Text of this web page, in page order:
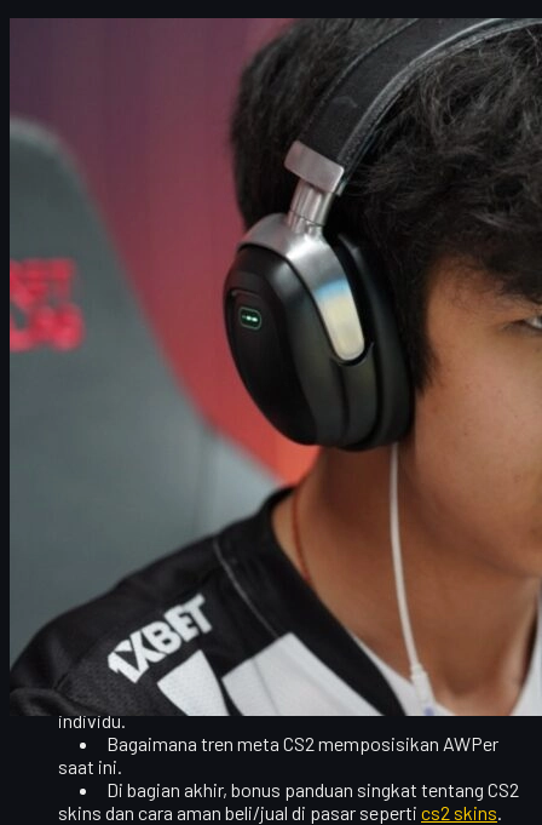
Kenapa artikel ini penting
Profil singkat Senzu dan perpindahannya
Perbedaan mendasar rifler dan AWPer di CS2
Pelajaran dari NiKo dan bintang rifler lain
Kenapa Senzu buruk jadi secondary AWPer
Risiko memaksa Senzu jadi primary AWPer
Apakah masih worth it merekrut Senzu?
Tantangan budaya dan komunikasi di tim
Implikasi untuk meta CS2 dan AWPer modern
Bonus: panduan singkat CS2 skins untuk pemain
Kesimpulan: karier Senzu dan keputusan posisi
Kenapa artikel ini penting
Keputusan role buat pemain bintang di level tertinggi Counter-
bisa menentukan arah karier mereka. Kasus terbaru
adalah Azbayar "Senzu" Munkhbold, rifler utama The MongolZ
yang dikabarkan ingin pindah tim dan kembali jadiprimary AWPer
Di atas kertas, kedengarannya menarik: rifler eksplosif, aim kuat,
highlight keren dengan AWP. Namun kalau kita bongkar lebih
dalam, langkah ini berpotensi jadikesalahan terbesar dalam
Artikel ini membedah secara mendalam:
Kenapa tidak semua pemain bintang cocok jadi
AWPer.
Data dan konteks performa AWP Senzu sejauh ini.
Dampak role swap ke performa tim dan karier
individu.
Bagaimana tren meta CS2 memposisikan AWPer
saat ini.
Di bagian akhir, bonus panduan singkat tentang CS2
skins dan cara aman beli/jual di pasar seperti cs2 skins.